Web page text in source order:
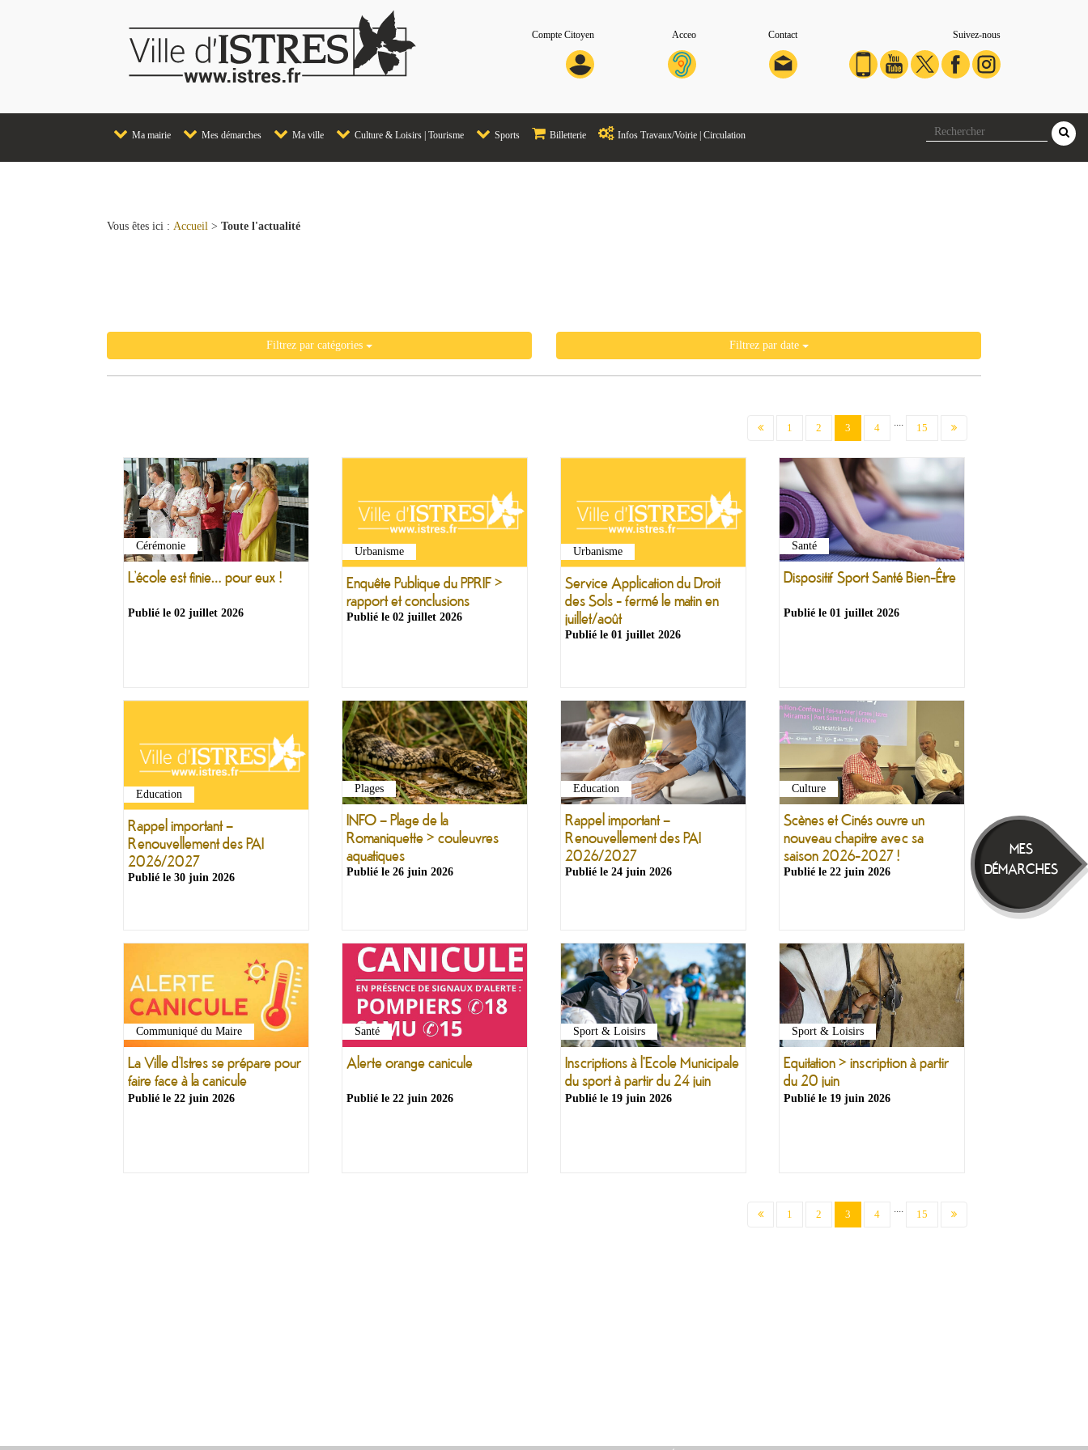
Compte Citoyen Acceo Contact Suivez-nous
Ma mairie Mes démarches Ma ville Culture & Loisirs | Tourisme Sports Billetterie Infos Travaux/Voirie | Circulation
MES
DÉMARCHES
Vous êtes ici : Accueil > Toute l'actualité
Filtrez par catégories Filtrez par date
1 2 3 (current)
4 .... 15
Cérémonie
L’école est finie… pour eux !
Publié le 02 juillet 2026
Urbanisme
Enquête Publique du PPRIF >
rapport et conclusions
Publié le 02 juillet 2026
Urbanisme
Service Application du Droit
des Sols - fermé le matin en
juillet/août
Publié le 01 juillet 2026
Santé
Dispositif Sport Santé Bien-Être
Publié le 01 juillet 2026
Education
Rappel important –
Renouvellement des PAI
2026/2027
Publié le 30 juin 2026
Plages
INFO – Plage de la
Romaniquette > couleuvres
aquatiques
Publié le 26 juin 2026
Education
Rappel important –
Renouvellement des PAI
2026/2027
Publié le 24 juin 2026
Culture
Scènes et Cinés ouvre un
nouveau chapitre avec sa
saison 2026-2027 !
Publié le 22 juin 2026
Communiqué du Maire
La Ville d’Istres se prépare pour
faire face à la canicule
Publié le 22 juin 2026
Santé
Alerte orange canicule
Publié le 22 juin 2026
Sport & Loisirs
Inscriptions à l'Ecole Municipale
du sport à partir du 24 juin
Publié le 19 juin 2026
Sport & Loisirs
Equitation > inscription à partir
du 20 juin
Publié le 19 juin 2026
1 2 3 (current)
4 .... 15